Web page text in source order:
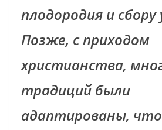
плодородия и
Позже, с приходом
христианства,
традиций были
адаптированы,